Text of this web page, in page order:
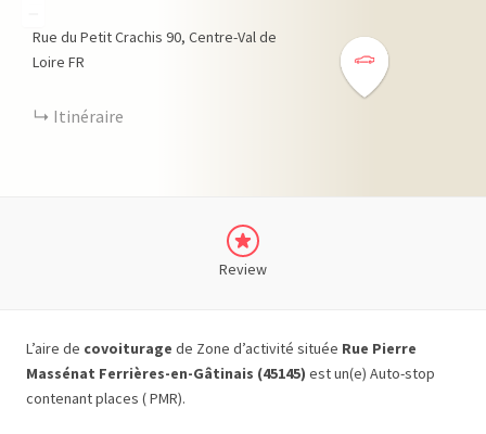
Rue du Petit Crachis 90 Centre-Val de
Loire FR
Itinéraire
Review
L’aire de covoiturage de Zone d’activité située Rue Pierre
Massénat Ferrières-en-Gâtinais (45145) est un(e) Auto-stop
contenant places ( PMR).